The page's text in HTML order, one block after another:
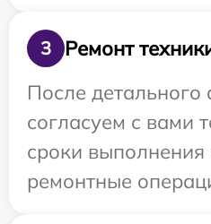
3
Ремонт
После
согласуем с вами
сроки выполнения
ремонтные